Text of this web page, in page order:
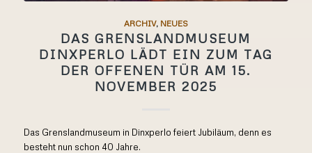
ARCHIV, NEUES
DAS GRENSLANDMUSEUM
DINXPERLO LÄDT EIN ZUM TAG
DER OFFENEN TÜR AM 15.
NOVEMBER 2025
Das Grenslandmuseum in Dinxperlo feiert Jubiläum, denn es
besteht nun schon 40 Jahre.